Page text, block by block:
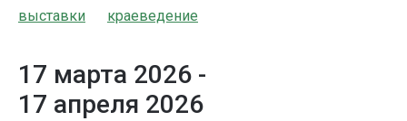
выставки краеведение
17 марта 2026 -
17 апреля 2026